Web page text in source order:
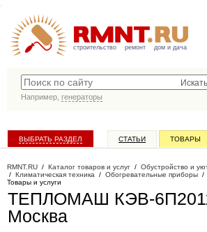
строительство ремонт дом и дача
Искать
Например, генераторы
ВЫБРАТЬ РАЗДЕЛ СТАТЬИ ТОВАРЫ
RMNT.RU / Каталог товаров и услуг / Обустройство и
/ Климатическая техника / Обогревательные приборы /
Товары и услуги
ТЕПЛОМАШ КЭВ-
Москва